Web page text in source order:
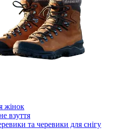
жінок
взуття
та черевики для снігу